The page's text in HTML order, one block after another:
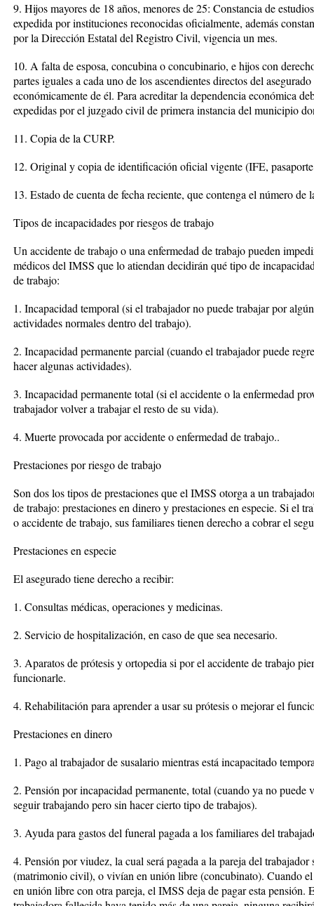
9. Hijos mayores de 18 años, menores de 25: Constancia de
expedida por instituciones reconocidas oficialmente, además
por la Dirección Estatal del Registro Civil, vigencia un mes.
10. A falta de esposa, concubina o concubinario, e hijos con
partes iguales a cada uno de los ascendientes directos del
económicamente de él. Para acreditar la dependencia económica
expedidas por el juzgado civil de primera instancia del municipio
11. Copia de la CURP.
12. Original y copia de identificación oficial vigente (IFE,
13. Estado de cuenta de fecha reciente, que contenga el número de
Tipos de incapacidades por riesgos de trabajo
Un accidente de trabajo o una enfermedad de trabajo pueden
médicos del IMSS que lo atiendan decidirán qué tipo de
de trabajo:
1. Incapacidad temporal (si el trabajador no puede trabajar por
actividades normales dentro del trabajo).
2. Incapacidad permanente parcial (cuando el trabajador puede
hacer algunas actividades).
3. Incapacidad permanente total (si el accidente o la enfermedad
trabajador volver a trabajar el resto de su vida).
4. Muerte provocada por accidente o enfermedad de trabajo..
Prestaciones por riesgo de trabajo
Son dos los tipos de prestaciones que el IMSS otorga a un
de trabajo: prestaciones en dinero y prestaciones en especie. Si el
o accidente de trabajo, sus familiares tienen derecho a cobrar el
Prestaciones en especie
El asegurado tiene derecho a recibir:
1. Consultas médicas, operaciones y medicinas.
2. Servicio de hospitalización, en caso de que sea necesario.
3. Aparatos de prótesis y ortopedia si por el accidente de trabajo
funcionarle.
4. Rehabilitación para aprender a usar su prótesis o mejorar el
Prestaciones en dinero
1. Pago al trabajador de susalario mientras está incapacitado
2. Pensión por incapacidad permanente, total (cuando ya no puede
seguir trabajando pero sin hacer cierto tipo de trabajos).
3. Ayuda para gastos del funeral pagada a los familiares del
4. Pensión por viudez, la cual será pagada a la pareja del trabajador
(matrimonio civil), o vivían en unión libre (concubinato). Cuando
en unión libre con otra pareja, el IMSS deja de pagar esta pensión.